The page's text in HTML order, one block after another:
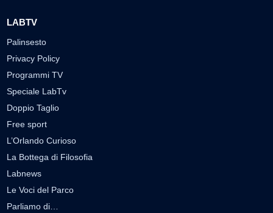
LABTV
Palinsesto
Privacy Policy
Programmi TV
Speciale LabTv
Doppio Taglio
Free sport
L’Orlando Curioso
La Bottega di Filosofia
Labnews
Le Voci del Parco
Parliamo di…